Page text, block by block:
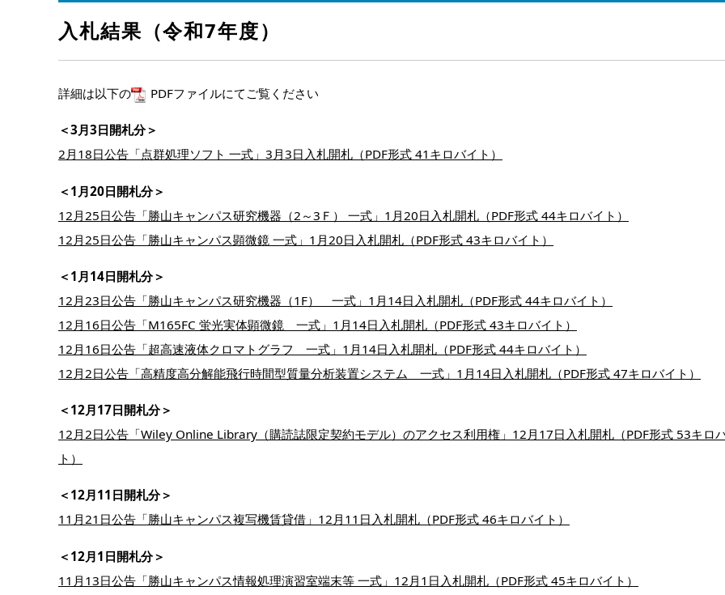
入札結果（令和7年度）
詳細は以下の PDFファイルにてご覧ください
＜3月3日開札分＞
2月18日公告「点群処理ソフト 一式」3月3日入札開札（PDF形式 41キロバイト）
＜1月20日開札分＞
12月25日公告「勝山キャンパス研究機器（2～3Ｆ） 一式」1月20日入札開札（PDF形式 44キロバイト）
12月25日公告「勝山キャンパス顕微鏡 一式」1月20日入札開札（PDF形式 43キロバイト）
＜1月14日開札分＞
12月23日公告「勝山キャンパス研究機器（1F） 一式」1月14日入札開札（PDF形式 44キロバイト）
12月16日公告「M165FC 蛍光実体顕微鏡 一式」1月14日入札開札（PDF形式 43キロバイト）
12月16日公告「超高速液体クロマトグラフ 一式」1月14日入札開札（PDF形式 44キロバイト）
12月2日公告「高精度高分解能飛行時間型質量分析装置システム 一式」1月14日入札開札（PDF形式 47キロバイト）
＜12月17日開札分＞
12月2日公告「Wiley Online Library（購読誌限定契約モデル）のアクセス利用権」12月17日入札開札（PDF形式 53キロ
ト）
＜12月11日開札分＞
11月21日公告「勝山キャンパス複写機賃貸借」12月11日入札開札（PDF形式 46キロバイト）
＜12月1日開札分＞
11月13日公告「勝山キャンパス情報処理演習室端末等 一式」12月1日入札開札（PDF形式 45キロバイト）